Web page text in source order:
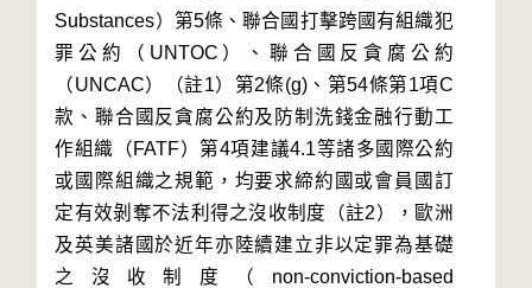
Substances）第5條、聯合國打擊跨國有組織犯
罪公約（UNTOC）、聯合國反貪腐公約
（UNCAC）（註1）第2條(g)、第54條第1項C
款、聯合國反貪腐公約及防制洗錢金融行動工
作組織（FATF）第4項建議4.1等諸多國際公約
或國際組織之規範，均要求締約國或會員國訂
定有效剝奪不法利得之沒收制度（註2），歐洲
及英美諸國於近年亦陸續建立非以定罪為基礎
之沒收制度（non-conviction-based